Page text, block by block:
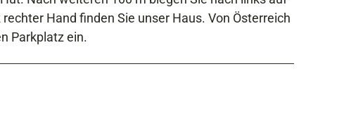
Hand finden Sie unser Haus. Von Österreich
Parkplatz ein.